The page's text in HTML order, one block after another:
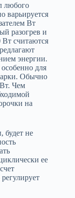
любого
варьируется
Вт
разогрев и
считаются
энергии.
для
Обычно
Чем
на
будет не
ее